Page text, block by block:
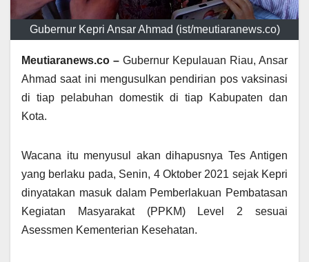
Gubernur Kepri Ansar Ahmad (ist/meutiaranews.co)
Meutiaranews.co – Gubernur Kepulauan Riau, Ansar
Ahmad saat ini mengusulkan pendirian pos vaksinasi
di tiap pelabuhan domestik di tiap Kabupaten dan
Kota.
Wacana itu menyusul akan dihapusnya Tes Antigen
yang berlaku pada, Senin, 4 Oktober 2021 sejak Kepri
dinyatakan masuk dalam Pemberlakuan Pembatasan
Kegiatan Masyarakat (PPKM) Level 2 sesuai
Asessmen Kementerian Kesehatan.